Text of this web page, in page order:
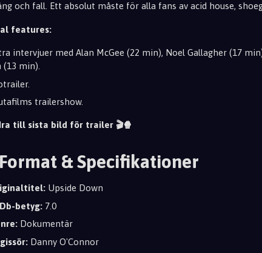
och fall. Ett absolut måste för alla fans av acid house,
features:
intervjuer med Alan McGee (22 min), Noel Gallagher (17
(13 min).
trailershow.
till sista bild för trailer 🎬🍿
& Specifikationer
Upside Down
betyg: 7.0
Dokumentär
Danny O'Connor